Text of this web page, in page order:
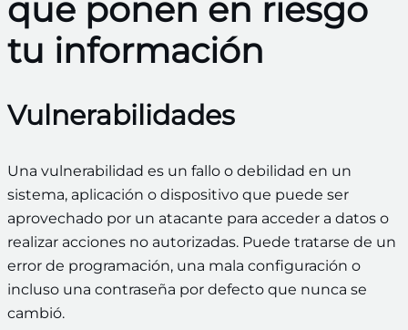
que ponen en riesgo
tu información
Vulnerabilidades
Una vulnerabilidad es un fallo o debilidad en un
sistema, aplicación o dispositivo que puede ser
aprovechado por un atacante para acceder a datos o
realizar acciones no autorizadas. Puede tratarse de un
error de programación, una mala configuración o
incluso una contraseña por defecto que nunca se
cambió.